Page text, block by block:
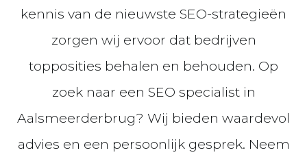
kennis van de nieuwste SEO-strategieën
zorgen wij ervoor dat bedrijven
topposities behalen en behouden. Op
zoek naar een SEO specialist in
Aalsmeerderbrug? Wij bieden waardevol
advies en een persoonlijk gesprek. Neem